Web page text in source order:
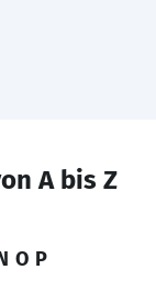
A bis Z
O P